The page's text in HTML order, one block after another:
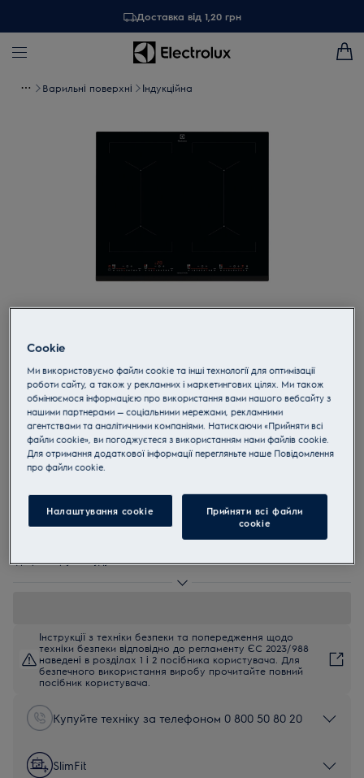
Доставка від 1,20 грн
Варильні поверхні Індукційна
IPE6474KF
IPE6474KF Індукційна варильна
поверхня SlimFit MultipleBridge 60
см
5 (13)
велику зону нагрівання.
DoubleBridge об'єднує дві зони на двох ділянках варильної
до розміру посуду.
Інструкції з техніки безпеки та попередження щодо
техніки безпеки відповідно до регламенту ЄС 2023/988
наведені в розділах 1 і 2 посібника користувача. Для
безпечного використання виробу прочитайте повний
посібник користувача.
Купуйте техніку за телефоном 0 800 50 80 20
SlimFit
Cookie
Ми використовуємо файли cookie та інші технології для оптимізації
роботи сайту, а також у рекламних і маркетингових цілях. Ми також
обмінюємося інформацією про використання вами нашого вебсайту з
нашими партнерами — соціальними мережами, рекламними
агентствами та аналітичними компаніями. Натискаючи «Прийняти всі
файли cookie», ви погоджуєтеся з використанням нами файлів cookie.
Для отримання додаткової інформації перегляньте наше Пoвідомлення
прo файли cookie.
Налаштування cookie
Прийняти всі файли
сookie